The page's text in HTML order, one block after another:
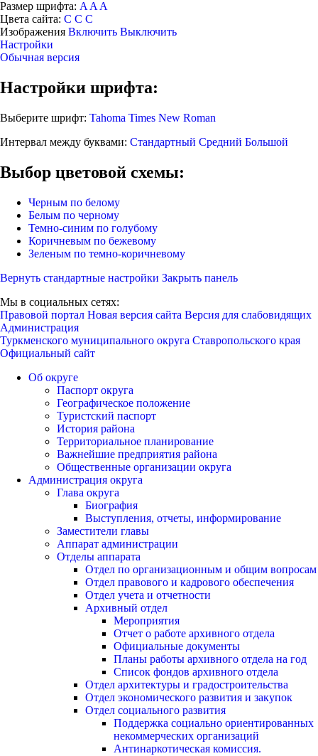
Размер шрифта: A A A
Цвета сайта: С С С
Изображения Включить Выключить
Настройки
Обычная версия
Настройки шрифта:
Выберите шрифт: Tahoma Times New Roman
Интервал между буквами: Стандартный Средний Большой
Выбор цветовой схемы:
Черным по белому
Белым по черному
Темно-синим по голубому
Коричневым по бежевому
Зеленым по темно-коричневому
Вернуть стандартные настройки Закрыть панель
Мы в социальных сетях:
Правовой портал Новая версия сайта Версия для слабовидящих
Администрация
Туркменского муниципального округа Ставропольского края
Официальный сайт
Об округе
Паспорт округа
Географическое положение
Туристский паспорт
История района
Территориальное планирование
Важнейшие предприятия района
Общественные организации округа
Администрация округа
Глава округа
Биография
Выступления, отчеты, информирование
Заместители главы
Аппарат администрации
Отделы аппарата
Отдел по организационным и общим вопросам
Отдел правового и кадрового обеспечения
Отдел учета и отчетности
Архивный отдел
Мероприятия
Отчет о работе архивного отдела
Официальные документы
Планы работы архивного отдела на год
Список фондов архивного отдела
Отдел архитектуры и градостроительства
Отдел экономического развития и закупок
Отдел социального развития
Поддержка социально ориентированных
некоммерческих организаций
Антинаркотическая комиссия.